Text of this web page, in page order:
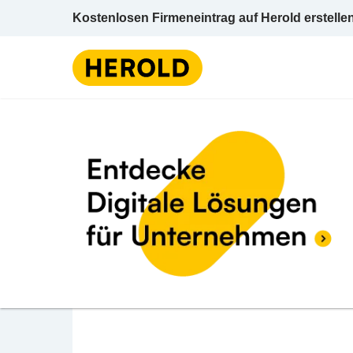
Kostenlosen Firmeneintrag auf Herold
BEWERTUNG ABGEBEN
Morkoc Fahri
Floridsdorfer Hauptstraße 29 1210 Wien
Änderungsschneidereien